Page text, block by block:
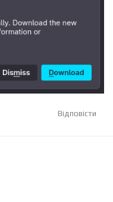
Відповісти